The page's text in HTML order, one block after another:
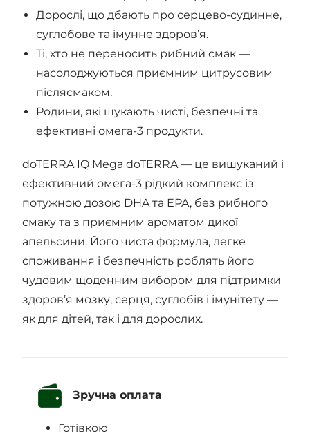
Дорослі, що дбають про серцево-судинне,
суглобове та імунне здоров’я.
Ті, хто не переносить рибний смак —
насолоджуються приємним цитрусовим
післясмаком.
Родини, які шукають чисті, безпечні та
ефективні омега-3 продукти.
doTERRA IQ Mega doTERRA — це вишуканий і
ефективний омега-3 рідкий комплекс із
потужною дозою DHA та EPA, без рибного
смаку та з приємним ароматом дикої
апельсини. Його чиста формула, легке
споживання і безпечність роблять його
чудовим щоденним вибором для підтримки
здоров’я мозку, серця, суглобів і імунітету —
як для дітей, так і для дорослих.
Зручна оплата
Готівкою